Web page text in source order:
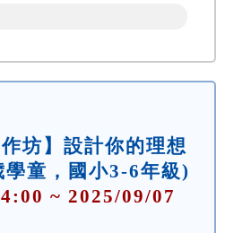
坊】設計你的理想
童，國小3-6年級)
~ 2025/09/07